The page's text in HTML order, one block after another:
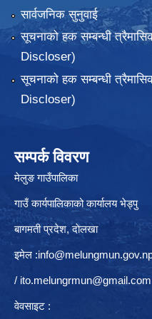
सार्वजनिक सुनुवाई
सूचनाको हक सम्बन्धी
Discloser)
सूचनाको हक सम्बन्धी
Discloser)
सम्पर्क विवरण
मेलुङ गाउँपालिका
गाउँ कार्यपालिकाको कार्यालय भेड्पु
बागमती प्रदेश, दाेलखा
इमेल :
/ ito.melungrmun@gmail.com
वेवसाइट :